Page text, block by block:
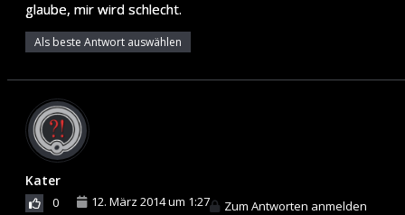
glaube, mir wird schlecht.
Als beste Antwort auswählen
Kater
0 12. März 2014 um 1:27 Zum Antworten anmelden